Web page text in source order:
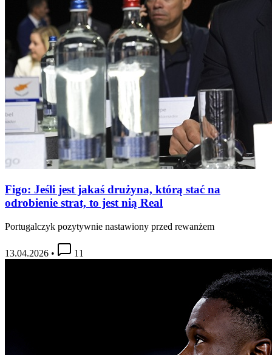
Figo: Jeśli jest jakaś drużyna, którą stać na
odrobienie strat, to jest nią Real
Portugalczyk pozytywnie nastawiony przed rewanżem
13.04.2026 • 11